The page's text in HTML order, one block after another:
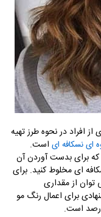
افراد در نحوه طرز تهیه
ای نسکافه ای است.
برای بدست آوردن آن
ای مخلوط کنید. برای
توان از مقداری
برای اعمال رنگ مو